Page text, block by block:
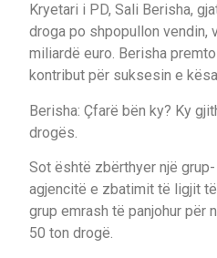
Kryetari i PD, Sali Berisha,
droga po shpopullon vendin,
miliardë euro. Berisha
kontribut për suksesin e
Berisha: Çfarë bën ky? Ky
drogës.
Sot është zbërthyer një
agjencitë e zbatimit të ligjit
grup emrash të panjohur për
50 ton drogë.